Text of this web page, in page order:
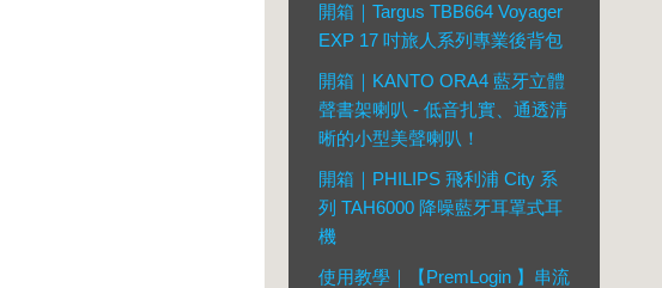
開箱｜Targus TBB664 Voyager
EXP 17 吋旅人系列專業後背包
開箱｜KANTO ORA4 藍牙立體
聲書架喇叭 - 低音扎實、通透清
晰的小型美聲喇叭！
開箱｜PHILIPS 飛利浦 City 系
列 TAH6000 降噪藍牙耳罩式耳
機
使用教學｜【PremLogin 】串流